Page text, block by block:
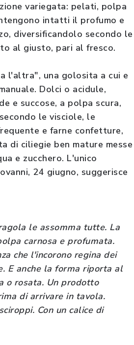
variegata: pelati, polpa
intatti il profumo e
diversificandolo secondo le
al giusto, pari al fresco.
l'altra", una golosita a cui e
Dolci o acidule,
e succose, a polpa scura,
le visciole, le
e farne confetture,
di ciliegie ben mature messe
e zucchero. L'unico
24 giugno, suggerisce
le assomma tutte. La
carnosa e profumata.
che l'incorono regina dei
E anche la forma riporta al
o rosata. Un prodotto
di arrivare in tavola.
Con un calice di